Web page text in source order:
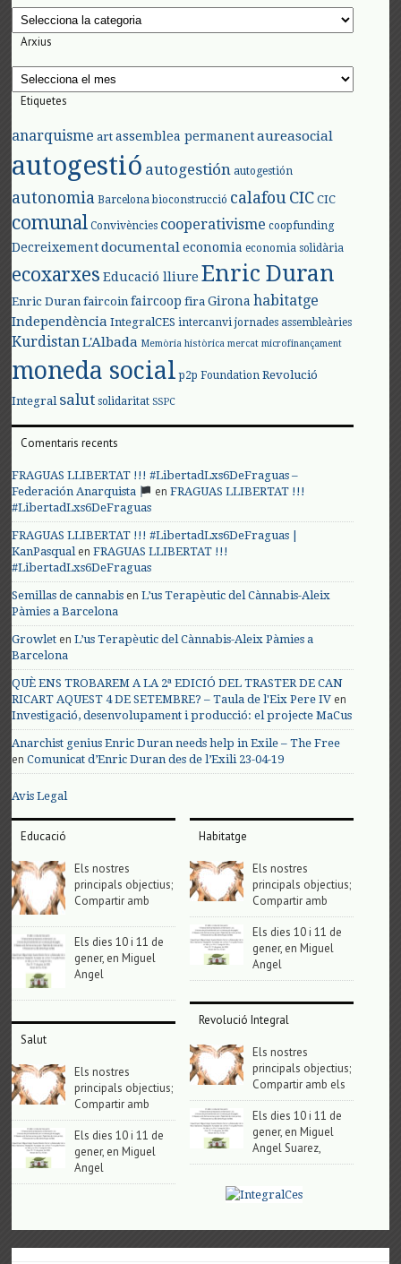
Categories
Arxius
Arxius
Etiquetes
anarquisme art assemblea permanent aureasocial
autogestió autogestión autogestión
autonomia Barcelona bioconstrucció calafouCIC CIC
comunal Convivències cooperativisme coopfunding
Decreixement documental economia economia solidària
ecoxarxes Educació lliure Enric Duran
Enric Duran faircoin faircoop fira Girona habitatge
Independència IntegralCES intercanvi jornades assembleàries
KurdistanL'Albada Memòria històrica mercat microfinançament
moneda social p2p Foundation Revolució
Integral salut solidaritat SSPC
Comentaris recents
FRAGUAS LLIBERTAT !!! #LibertadLxs6DeFraguas –
Federación Anarquista
enFRAGUAS LLIBERTAT !!!
#LibertadLxs6DeFraguas
FRAGUAS LLIBERTAT !!! #LibertadLxs6DeFraguas |
KanPasqualenFRAGUAS LLIBERTAT !!!
#LibertadLxs6DeFraguas
Semillas de cannabis enL’us Terapèutic del Cànnabis-Aleix
Pàmies a Barcelona
Growlet enL’us Terapèutic del Cànnabis-Aleix Pàmies a
Barcelona
QUÈ ENS TROBAREM A LA 2ª EDICIÓ DEL TRASTER DE CAN
RICART AQUEST 4 DE SETEMBRE? – Taula de l'Eix Pere IV en
Investigació, desenvolupament i producció: el projecte MaCus
Anarchist genius Enric Duran needs help in Exile – The Free
enComunicat d’Enric Duran des de l’Exili 23-04-19
Avis Legal
Educació
Els nostres
principals objectius;
Compartir amb
Els dies 10 i 11 de
gener, en Miguel
Angel
Salut
Els nostres
principals objectius;
Compartir amb
Els dies 10 i 11 de
gener, en Miguel
Angel
Habitatge
Els nostres
principals objectius;
Compartir amb
Els dies 10 i 11 de
gener, en Miguel
Angel
Revolució Integral
Els nostres
principals objectius;
Compartir amb els
Els dies 10 i 11 de
gener, en Miguel
Angel Suarez,